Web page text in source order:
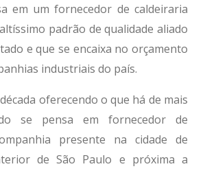
em umfornecedor de caldeiraria
padrão de qualidade aliado
e que se encaixa no orçamento
industriais do país.
oferecendo o que há de mais
se pensa em fornecedor de
presente na cidade de
de São Paulo e próxima a